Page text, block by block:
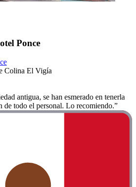
Ponce
Colina El Vigía
antigua, se han esmerado en tenerla
de todo el personal. Lo recomiendo.”